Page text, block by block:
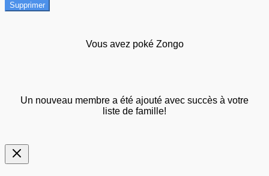
Supprimer
Vous avez poké Zongo
Un nouveau membre a été ajouté avec succès à votre
liste de famille!